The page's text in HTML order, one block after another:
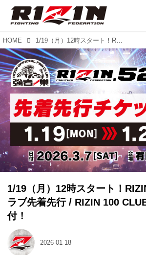
HOME 1/19（月）12時スタート！RIZIN.52 ファンクラブ先着先行 / RIZIN 100 CLUB先着先行受付！
1/19（月）12時スタート！
ラブ先着先行 / RIZIN 100
付！
2026-01-18